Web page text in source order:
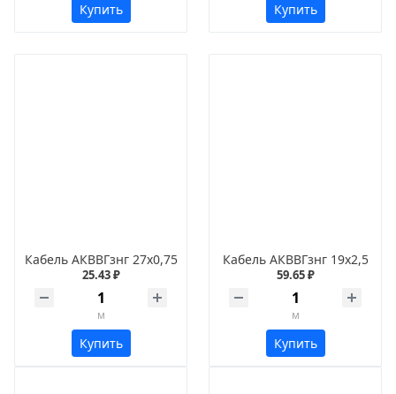
Купить Купить
Кабель АКВВГзнг 27х0,75
25.43 ₽
м
Купить
Кабель АКВВГзнг 19х2,5
59.65 ₽
м
Купить